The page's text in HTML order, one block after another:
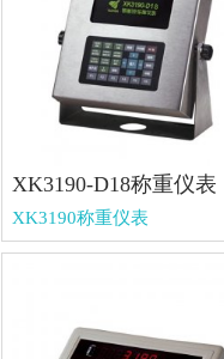
XK3190称重仪表